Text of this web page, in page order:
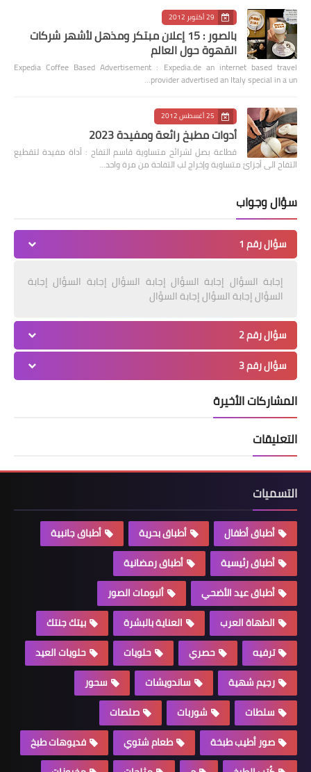
29 أكتوبر 2012
بالصور : 15 إعلان مبتكر ومذهل لأشهر شركات
القهوة حول العالم
Expedia Coffee Based Advertisement : Expedia.de an internet based travel
provider advertised an Italy special in a un…
25 أغسطس 2012
أدوات مطبخ رائعة ومفيدة 2023
قطاعة بصل لشرائح متساوية قاسم التفاح : أداة مفيدة لتقطيع
التفاح الى أجزائ متساوية وإخراج لب التفاحة من مرة واحد…
سؤال وجواب
سؤال رقم 1
إجابة السؤال إجابة السؤال إجابة السؤال إجابة السؤال إجابة
السؤال إجابة السؤال إجابة السؤال
سؤال رقم 2
سؤال رقم 3
المشاركات الأخيرة
التعليقات
التسميات
أطباق أطفال أطباق بحرية
أطباق جانبية
أطباق رئيسية
أطباق رمضانية
أطباق عيد الأضحي
ألبومات الصور
الطهاة العرب
العناية بالبشرة
بيتك جنتك
ترفيه
حصري حلويات
حلويات العيد
رجيم شهية
ساندويشات
سحور
سلطات
شوربات
صلصات
صور أطيب طبخة
طعام شتوي
فديوهات طبخ